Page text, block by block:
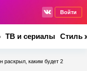
Войти
ТВ и сериалы Стиль
раскрыл, каким будет 2